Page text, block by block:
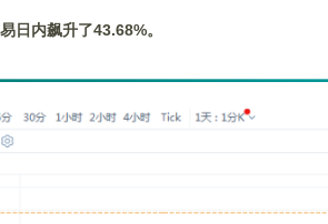
日内飙升了43.68%。